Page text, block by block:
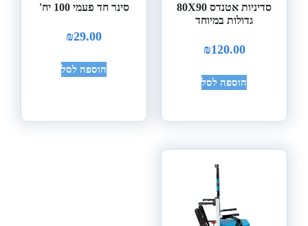
סדיניות אטנדס 80X90
גדולות במיוחד
₪120.00
הוספה לסל
סינר חד פעמי 100 יח'
₪29.00
הוספה לסל